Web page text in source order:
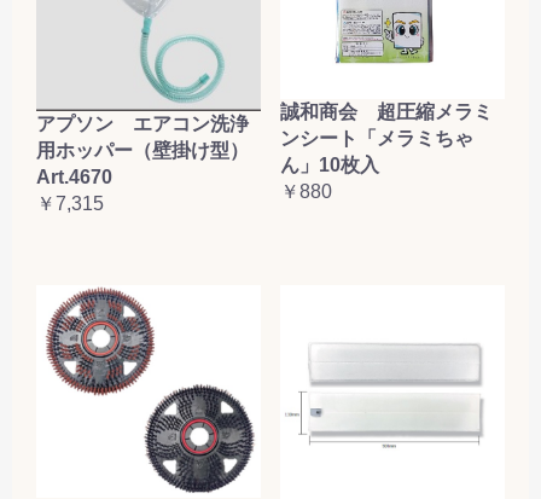
アプソン エアコン洗浄
用ホッパー（壁掛け型）
Art.4670
￥7,315
誠和商会 超圧縮メラミ
ンシート「メラミちゃ
ん」10枚入
￥880